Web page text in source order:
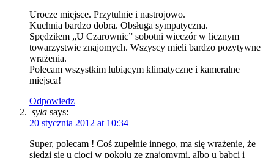
Urocze miejsce. Przytulnie i nastrojowo.
Kuchnia bardzo dobra. Obsługa sympatyczna.
Spędziłem „U Czarownic” sobotni wieczór w licznym
towarzystwie znajomych. Wszyscy mieli bardzo pozytywne
wrażenia.
Polecam wszystkim lubiącym klimatyczne i kameralne
miejsca!
Odpowiedz
syla says:
20 stycznia 2012 at 10:34
Super, polecam ! Coś zupełnie innego, ma się wrażenie, że
siedzi się u cioci w pokoju ze znajomymi, albo u babci i